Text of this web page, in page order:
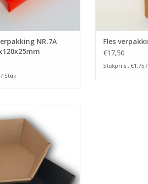
NR.7A
/ Stuk
Fles
€17,50
Stukprijs : €1,75
stuks verpakt
AAN WINKELWAGEN